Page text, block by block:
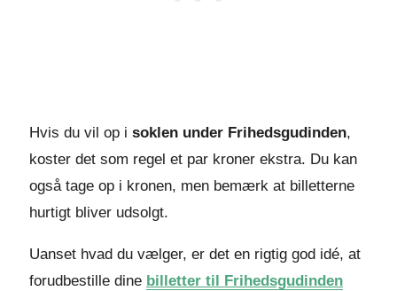
Hvis du vil op i soklen under Frihedsgudinden,
koster det som regel et par kroner ekstra. Du kan
også tage op i kronen, men bemærk at billetterne
hurtigt bliver udsolgt.
Uanset hvad du vælger, er det en rigtig god idé, at
forudbestille dine billetter til Frihedsgudinden